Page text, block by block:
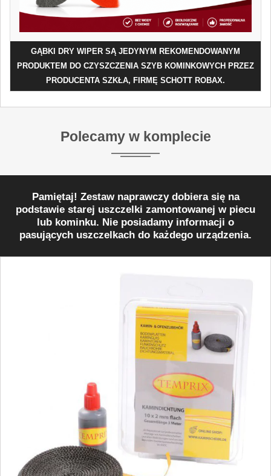
GĄBKI DRY WIPER SĄ JEDYNYM REKOMENDOWANYM
PRODUKTEM DO CZYSZCZENIA SZYB KOMINKOWYCH PRZEZ
PRODUCENTA SZKŁA, FIRMĘ SCHOTT ROBAX.
Polecamy w komplecie
Pamiętaj! Zestaw naprawczy dobiera się na
podstawie starej uszczelki zamontowanej w piecu
lub kominku. Nie posiadamy informacji o
pasujących uszczelkach do każdego urządzenia.